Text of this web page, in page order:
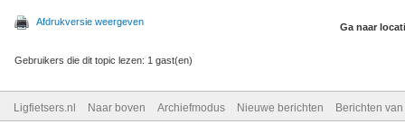
Afdrukversie weergeven Ga naar
Gebruikers die dit topic lezen: 1 gast(en)
Ligfietsers.nl Naar boven Archiefmodus Nieuwe berichten Berichten